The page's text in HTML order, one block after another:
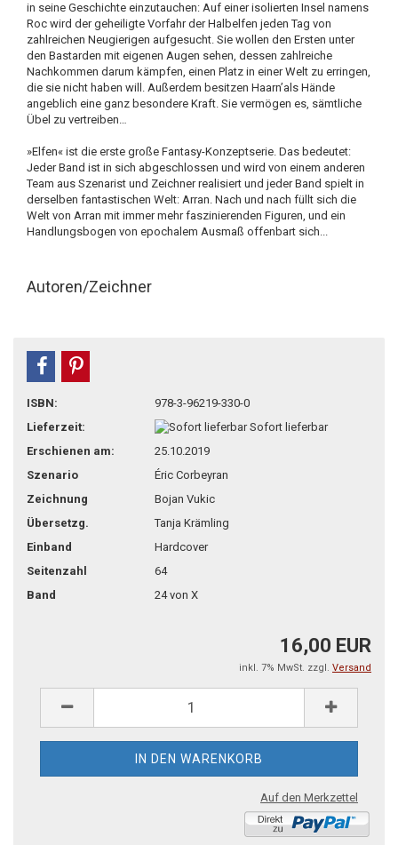
in seine Geschichte einzutauchen: Auf einer isolierten Insel namens
Roc wird der geheiligte Vorfahr der Halbelfen jeden Tag von
zahlreichen Neugierigen aufgesucht. Sie wollen den Ersten unter
den Bastarden mit eigenen Augen sehen, dessen zahlreiche
Nachkommen darum kämpfen, einen Platz in einer Welt zu erringen,
die sie nicht haben will. Außerdem besitzen Haarn’als Hände
angeblich eine ganz besondere Kraft. Sie vermögen es, sämtliche
Übel zu vertreiben…
»Elfen« ist die erste große Fantasy-Konzeptserie. Das bedeutet:
Jeder Band ist in sich abgeschlossen und wird von einem anderen
Team aus Szenarist und Zeichner realisiert und jeder Band spielt in
derselben fantastischen Welt: Arran. Nach und nach füllt sich die
Welt von Arran mit immer mehr faszinierenden Figuren, und ein
Handlungsbogen von epochalem Ausmaß offenbart sich...
Autoren/Zeichner
teilen
ISBN:
978-3-96219-330-0
Lieferzeit:
Sofort lieferbar
Erschienen am:
25.10.2019
Szenario
Éric Corbeyran
Zeichnung
Bojan Vukic
Übersetzg.
Tanja Krämling
Einband
Hardcover
Seitenzahl
64
Band
24 von X
16,00 EUR
inkl. 7% MwSt. zzgl. Versand
Auf den Merkzettel